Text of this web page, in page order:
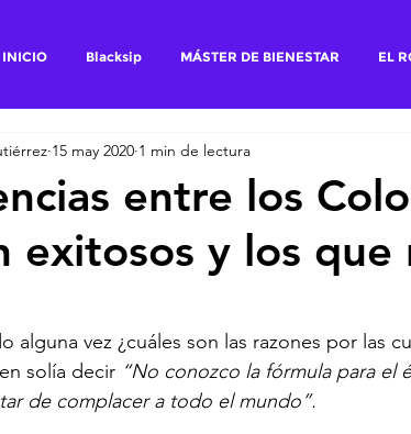
INICIO Blacksip MÁSTER DE BIENESTAR EL
entre los
exitosos y los que
15 may 2020 1 min de lectura
5 estrellas.
alguna vez ¿cuáles son las razones por las
solía decir “No conozco la fórmula para el
de complacer a todo el mundo”.